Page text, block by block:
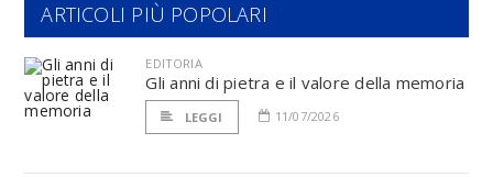
ARTICOLI PIÙ POPOLARI
EDITORIA
Gli anni di pietra e il valore della memoria
LEGGI 11/07/2026